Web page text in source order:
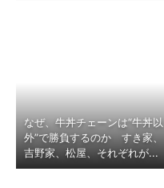
なぜ、牛丼チェーンは“牛丼以
外”で勝負するのか すき家、
吉野家、松屋、それぞれが...